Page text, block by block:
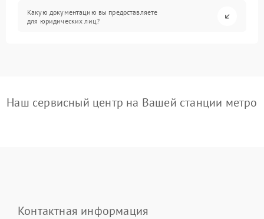
Какую документацию вы предоставляете
для юридических лиц?
Наш сервисный центр на Вашей станции метро
Контактная информация